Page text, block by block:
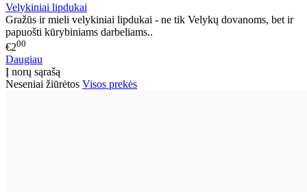
Velykiniai lipdukai
Gražūs ir mieli velykiniai lipdukai - ne tik Velykų dovanoms, bet ir
papuošti kūrybiniams darbeliams..
€200
Daugiau
Į norų sąrašą
Neseniai žiūrėtos Visos prekės